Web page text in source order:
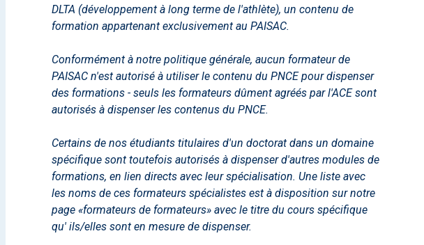
DLTA (développement à long terme de l'athlète), un contenu de
formation appartenant exclusivement au PAISAC.
Conformément à notre politique générale, aucun formateur de
PAISAC n'est autorisé à utiliser le contenu du PNCE pour dispenser
des formations - seuls les formateurs dûment agréés par l'ACE sont
autorisés à dispenser les contenus du PNCE.
Certains de nos étudiants titulaires d'un doctorat dans un domaine
spécifique sont toutefois autorisés à dispenser d'autres modules de
formations, en lien directs avec leur spécialisation. Une liste avec
les noms de ces formateurs spécialistes est à disposition sur notre
page «formateurs de formateurs» avec le titre du cours spécifique
qu' ils/elles sont en mesure de dispenser.